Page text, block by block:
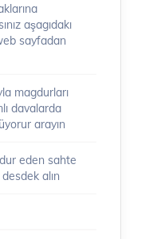
aşagıdakı
sayfadan
magdurları
davalarda
arayın
eden sahte
desdek alın